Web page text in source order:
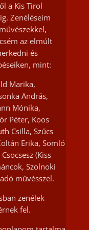
a Kis Tirol
Zenéléseim
az elmúlt
és
mint:
Marika,
András,
Mónika,
Péter, Koos
Csilla, Szűcs
Erika, Somló
(Kiss
Szolnoki
művésszel.
zenélek
fel.